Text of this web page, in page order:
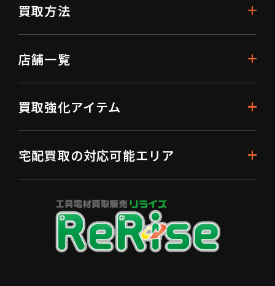
買取方法
店舗一覧
買取強化アイテム
宅配買取の対応可能エリア